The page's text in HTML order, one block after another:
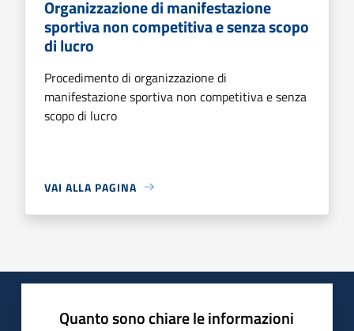
Organizzazione di manifestazione
sportiva non competitiva e senza scopo
di lucro
Procedimento di organizzazione di
manifestazione sportiva non competitiva e senza
scopo di lucro
VAI ALLA PAGINA
Quanto sono chiare le informazioni